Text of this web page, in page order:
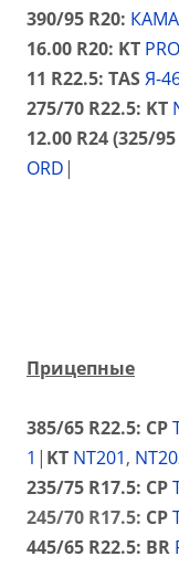
390/95 R20:
16.00 R20: KT
11 R22.5: TASЯ-
275/70 R22.5: KT
12.00 R24 (325/
ORD|
Прицепные
385/65 R22.5: CP
1 | KT NT201,
235/75 R17.5: CP
245/70 R17.5: CP
445/65 R22.5: BR